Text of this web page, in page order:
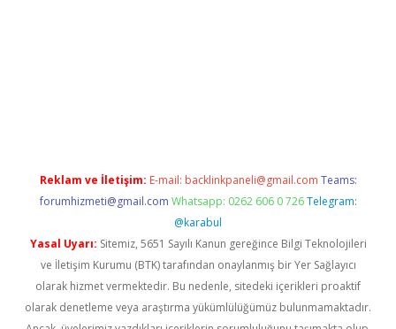
Reklam ve İletişim: E-mail: backlinkpaneli@gmail.com Teams:
forumhizmeti@gmail.com Whatsapp: 0262 606 0 726 Telegram:
@karabul
Yasal Uyarı: Sitemiz, 5651 Sayılı Kanun gereğince Bilgi Teknolojileri
ve İletişim Kurumu (BTK) tarafından onaylanmış bir Yer Sağlayıcı
olarak hizmet vermektedir. Bu nedenle, sitedeki içerikleri proaktif
olarak denetleme veya araştırma yükümlülüğümüz bulunmamaktadır.